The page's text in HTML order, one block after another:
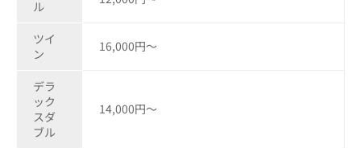
ル
ツイ
ン
16,000円～
デラ
ック
スダ
ブル
14,000円～